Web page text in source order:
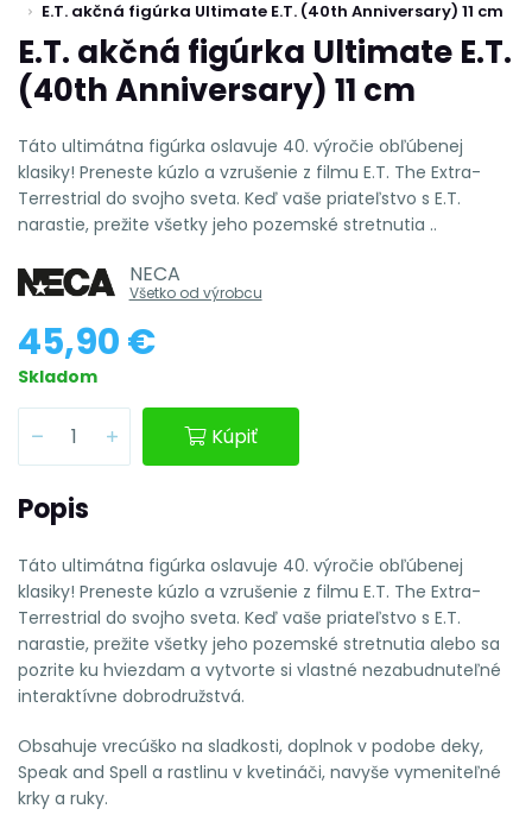
E.T. akčná figúrka Ultimate E.T. (40th Anniversary) 11 cm
E.T. akčná figúrka Ultimate E.T.
(40th Anniversary) 11 cm
Táto ultimátna figúrka oslavuje 40. výročie obľúbenej
klasiky! Preneste kúzlo a vzrušenie z filmu E.T. The Extra-
Terrestrial do svojho sveta. Keď vaše priateľstvo s E.T.
narastie, prežite všetky jeho pozemské stretnutia ..
NECA
Všetko od výrobcu
45,90 €
Skladom
Kúpiť
Popis
Táto ultimátna figúrka oslavuje 40. výročie obľúbenej
klasiky! Preneste kúzlo a vzrušenie z filmu E.T. The Extra-
Terrestrial do svojho sveta. Keď vaše priateľstvo s E.T.
narastie, prežite všetky jeho pozemské stretnutia alebo sa
pozrite ku hviezdam a vytvorte si vlastné nezabudnuteľné
interaktívne dobrodružstvá.
Obsahuje vrecúško na sladkosti, doplnok v podobe deky,
Speak and Spell a rastlinu v kvetináči, navyše vymeniteľné
krky a ruky.